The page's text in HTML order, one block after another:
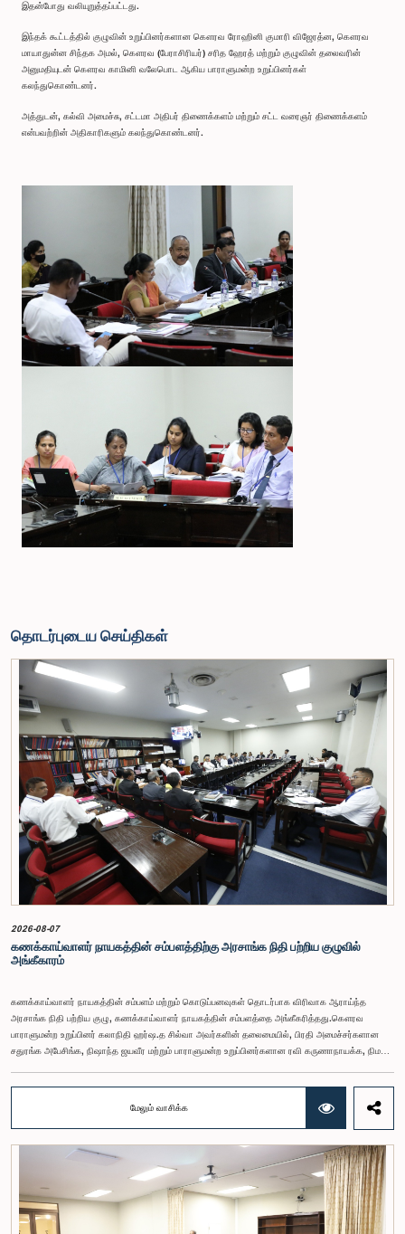
இதன்போது வலியுறுத்தப்பட்டது.
இந்தக் கூட்டத்தில் குழுவின் உறுப்பினர்களான கௌரவ ரோஹினி குமாரி விஜேரத்ன, கௌரவ
மாயாதுன்ன சிந்தக அமல், கௌரவ (பேராசிரியர்) சரித ஹேரத் மற்றும் குழுவின் தலைவரின்
அனுமதியுடன் கௌரவ காமினி வலேபொட ஆகிய பாராளுமன்ற உறுப்பினர்கள்
கலந்துகொண்டனர்.
அத்துடன், கல்வி அமைச்சு, சட்டமா அதிபர் திணைக்களம் மற்றும் சட்ட வரைஞர் திணைக்களம்
என்பவற்றின் அதிகாரிகளும் கலந்துகொண்டனர்.
தொடர்புடைய செய்திகள்
2026-08-07
கணக்காய்வாளர் நாயகத்தின் சம்பளத்திற்கு அரசாங்க நிதி பற்றிய குழுவில்
அங்கீகாரம்
கணக்காய்வாளர் நாயகத்தின் சம்பளம் மற்றும் கொடுப்பனவுகள் தொடர்பாக விரிவாக ஆராய்ந்த
அரசாங்க நிதி பற்றிய குழு, கணக்காய்வாளர் நாயகத்தின் சம்பளத்தை அங்கீகரித்தது.கௌரவ
பாராளுமன்ற உறுப்பினர் கலாநிதி ஹர்ஷ.த சில்வா அவர்களின் தலைமையில், பிரதி அமைச்சர்களான
சதுரங்க அபேசிங்க, நிஷாந்த ஜயவீர மற்றும் பாராளுமன்ற உறுப்பினர்களான ரவி கருணாநாயக்க, நிமல்
நிதி பற்றிய குழுக் கூட்டத்திலேயே இந்த அங்கீகாரம் வழங்கப்பட்டது.இலங்கை ஜனநாயக சோசலிசக்
குடியரசின் அரசியலமைப்பின் 153(2) ஆம் உறுப்புரையின் பிரகாரம், கணக்காய்வாளர் நாயகத்தின்
சம்பளம் தொடர்பான பிரேரணை குழுவின் கவனத்திற்கு கொண்டு வரப்பட்டது.இதன்போது,
கணக்காய்வாளர் நாயகத்தின் பொறுப்புகள், அரச நிதி மேற்பார்வை மற்றும் கணக்காய்வுத் துறையின்
சுயாதீனத் தன்மை உள்ளிட்ட விடயங்களை கருத்தில் கொண்டு, சம்பள மட்டம் தொடர்பாக குழுத்
தலைவர் உள்ளிட்ட உறுப்பினர்கள் தமது கருத்துகளையும் பரிந்துரைகளையும் முன்வைத்தனர்.மேலும்,
அரசியலமைப்பின் 170 ஆம் உறுப்புரையின் பிரகாரம், கணக்காய்வாளர் நாயகம் ஒரு அரசாங்க ஊழியர்
அல்ல என்பதையும், நடைமுறையில் உள்ள அரசாங்க சம்பள அளவுகோலுக்கு வெளியே இப்பதவிக்கான
சம்பளத்தை விசேடமாக பரிசீலிக்க முடியும் என்பதையும் குழு சுட்டிக்காட்டியது.முன்மொழியப்பட்ட சம்பளத்
மேலும் வாசிக்க